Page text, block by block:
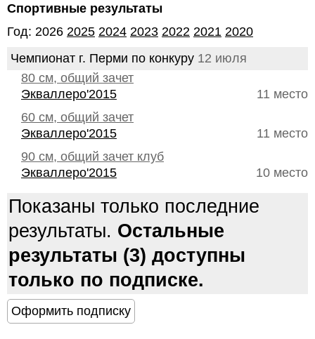
Спортивные результаты
Год: 2026 2025 2024 2023 2022 2021 2020
Чемпионат г. Перми по конкуру 12 июля
80 см, общий зачет
11 место
Экваллеро'2015
60 см, общий зачет
11 место
Экваллеро'2015
90 см, общий зачет клуб
10 место
Экваллеро'2015
Показаны только последние
результаты. Остальные
результаты (3) доступны
только по подписке.